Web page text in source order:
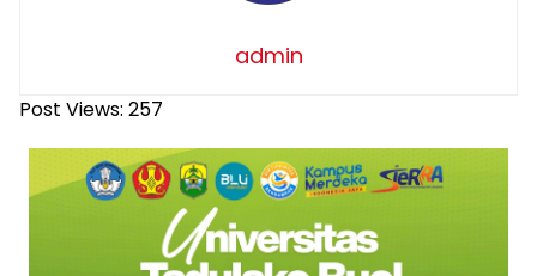
admin
Post Views: 257